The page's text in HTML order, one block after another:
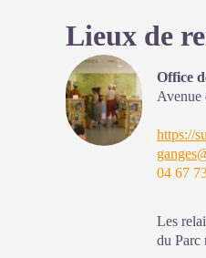
Lieux de
Office
https://
04 67
Les
du Parc